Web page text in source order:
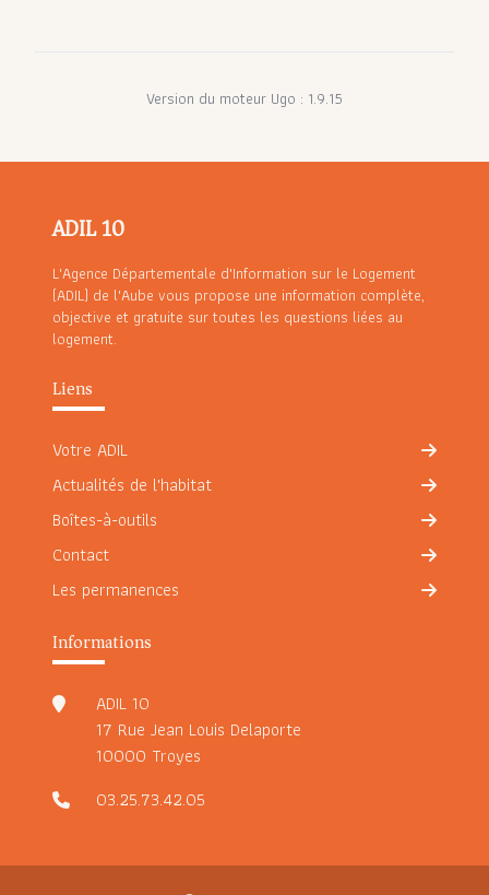
Version du moteur Ugo : 1.9.15
ADIL 10
L'Agence Départementale d'Information sur le Logement
(ADIL) de l'Aube vous propose une information complète,
objective et gratuite sur toutes les questions liées au
logement.
Liens
Votre ADIL
Actualités de l'habitat
Boîtes-à-outils
Contact
Les permanences
Informations
ADIL 10
17 Rue Jean Louis Delaporte
10000 Troyes
03.25.73.42.05